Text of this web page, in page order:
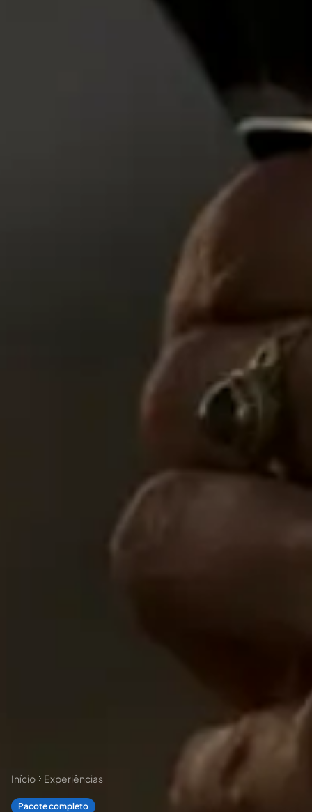
Início Experiências
Pacote completo